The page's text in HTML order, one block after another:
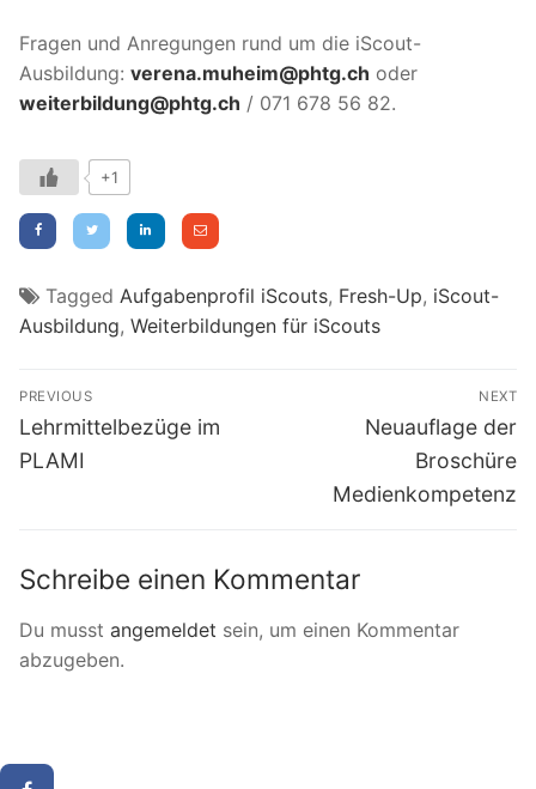
Fragen und Anregungen rund um die iScout-
Ausbildung: verena.muheim@phtg.ch oder
weiterbildung@phtg.ch / 071 678 56 82.
+1
Tagged Aufgabenprofil iScouts, Fresh-Up, iScout-
Ausbildung, Weiterbildungen für iScouts
Beitragsnavigation
PREVIOUS
Previous
post:
Lehrmittelbezüge im
PLAMI
NEXT
Next
Neuauflage der
Broschüre
Medienkompetenz
Schreibe einen Kommentar
Du musst angemeldet sein, um einen Kommentar
abzugeben.